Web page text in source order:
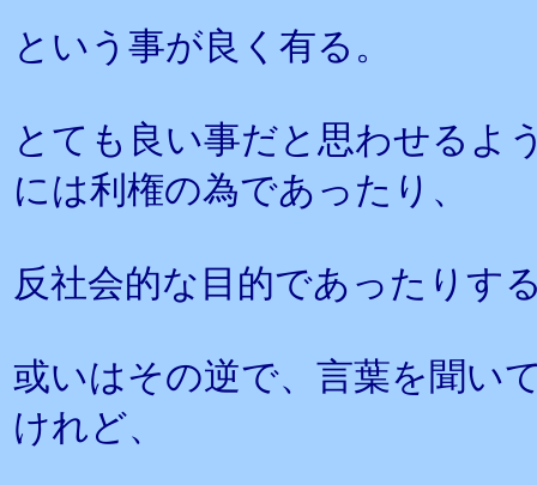
という事が良く有る。
とても良い事だと思わせるよ
には利権の為であったり、
反社会的な目的であったりす
或いはその逆で、言葉を聞い
けれど、